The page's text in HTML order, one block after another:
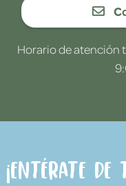
Horario de atención
¡Entérate